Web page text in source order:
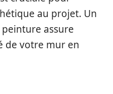
au projet. Un
assure
de votre mur en